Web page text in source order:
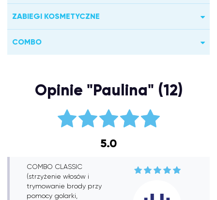
ZABIEGI KOSMETYCZNE
COMBO
Opinie "Paulina" (12)
5.0
COMBO CLASSIC
(strzyżenie włosów i
trymowanie brody przy
pomocy golarki,